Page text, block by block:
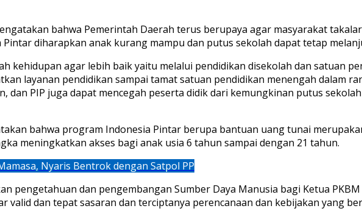
bahwa Pemerintah Daerah terus berupaya agar masyarakat
diharapkan anak kurang mampu dan putus sekolah dapat tetap
kehidupan agar lebih baik yaitu melalui pendidikan disekolah dan satuan
layanan pendidikan sampai tamat satuan pendidikan menengah dalam
dan PIP juga dapat mencegah peserta didik dari kemungkinan putus
bahwa program Indonesia Pintar berupa bantuan uang tunai
meningkatkan akses bagi anak usia 6 tahun sampai dengan 21 tahun.
Nyaris Bentrok dengan Satpol PP
pengetahuan dan pengembangan Sumber Daya Manusia bagi Ketua
dan tepat sasaran dan terciptanya perencanaan dan kebijakan yang